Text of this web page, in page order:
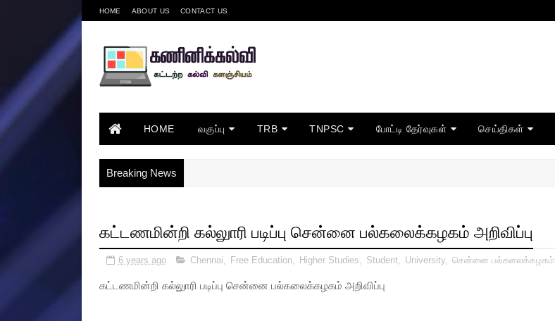
HOME ABOUT US CONTACT US
HOME வகுப்பு TRB TNPSC போட்டி தேர்வுகள் செய்திகள்
Breaking News
கட்டணமின்றி கல்லுாரி படிப்பு சென்னை பல்கலைக்கழகம் அறிவிப்பு
6 years ago Chennai, Free Education, Higher Studies, Student, University, சென்னை பல்கலைக்கழகம்
கட்டணமின்றி கல்லுாரி படிப்பு சென்னை பல்கலைக்கழகம் அறிவிப்பு